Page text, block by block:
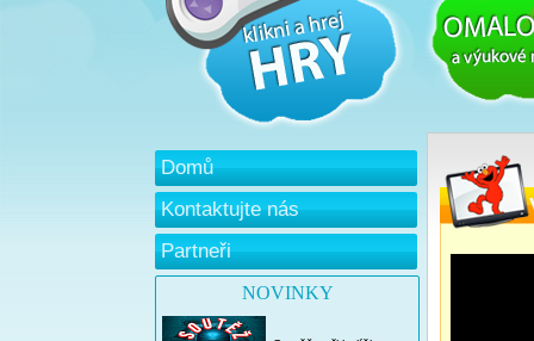
Domů
Kontaktujte nás
Partneři
NOVINKY